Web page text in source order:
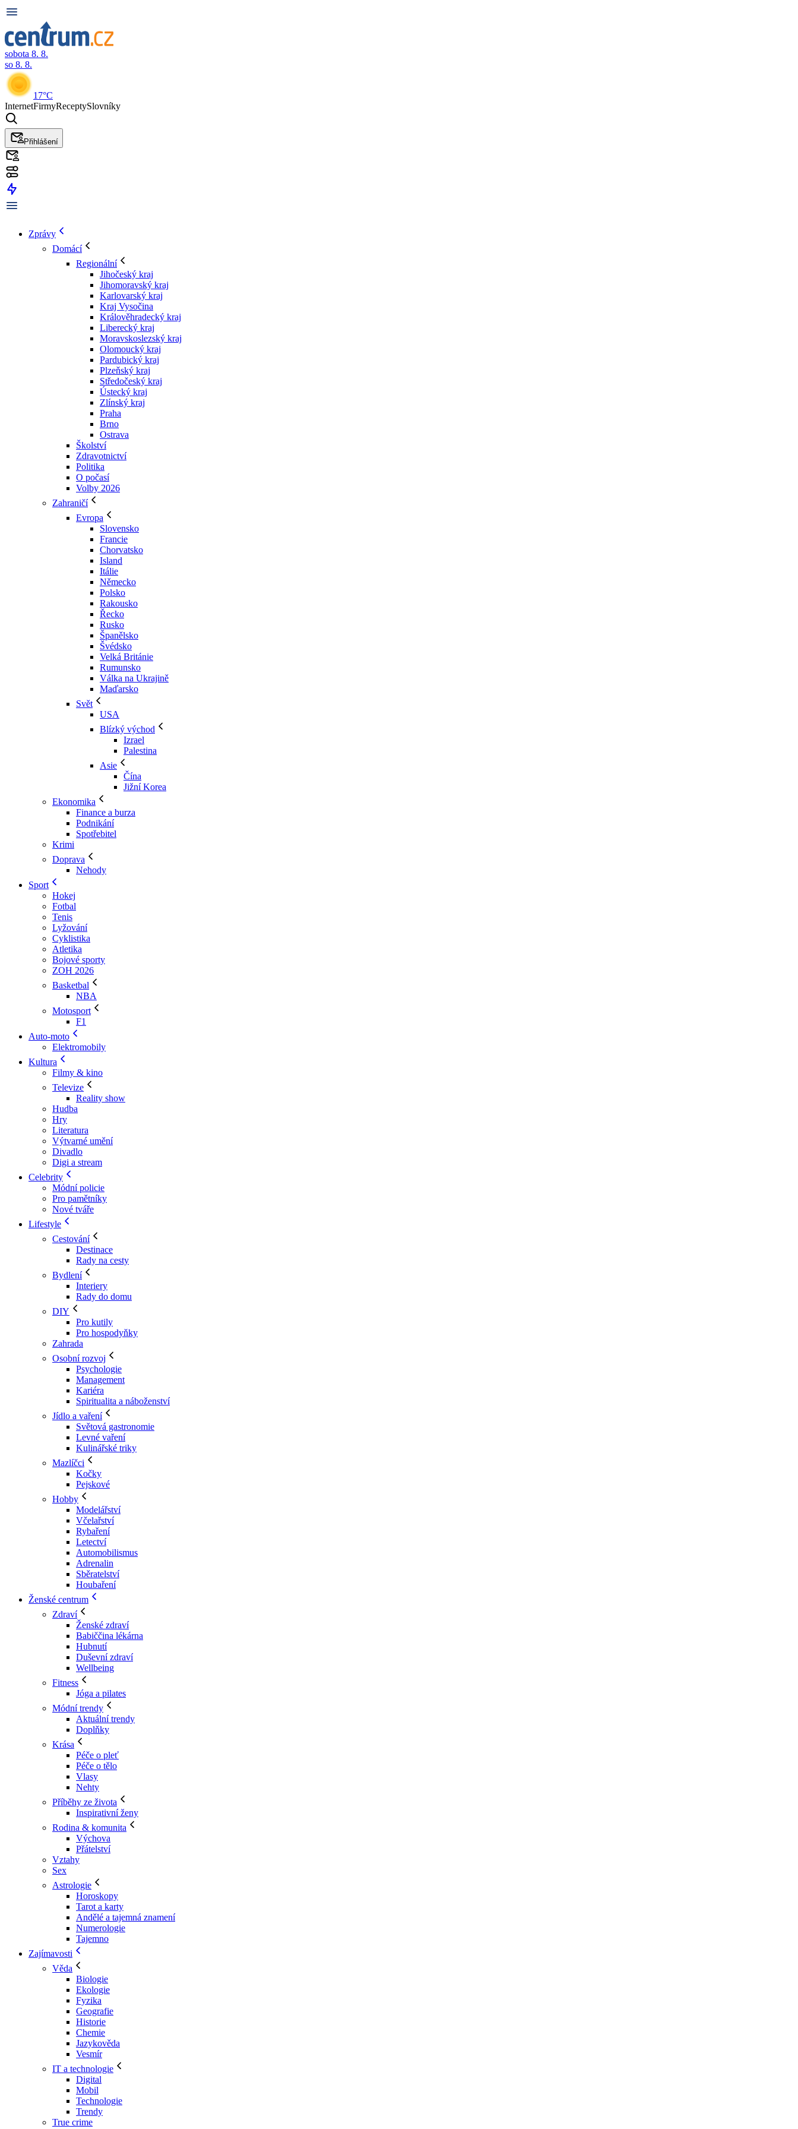
sobota 8. 8.
so 8. 8.
17°C
InternetFirmyReceptySlovníky
Přihlášení
Zprávy
Domácí
Regionální
Jihočeský kraj
Jihomoravský kraj
Karlovarský kraj
Kraj Vysočina
Králověhradecký kraj
Liberecký kraj
Moravskoslezský kraj
Olomoucký kraj
Pardubický kraj
Plzeňský kraj
Středočeský kraj
Ústecký kraj
Zlínský kraj
Praha
Brno
Ostrava
Školství
Zdravotnictví
Politika
O počasí
Volby 2026
Zahraničí
Evropa
Slovensko
Francie
Chorvatsko
Island
Itálie
Německo
Polsko
Rakousko
Řecko
Rusko
Španělsko
Švédsko
Velká Británie
Rumunsko
Válka na Ukrajině
Maďarsko
Svět
USA
Blízký východ
Izrael
Palestina
Asie
Čína
Jižní Korea
Ekonomika
Finance a burza
Podnikání
Spotřebitel
Krimi
Doprava
Nehody
Sport
Hokej
Fotbal
Tenis
Lyžování
Cyklistika
Atletika
Bojové sporty
ZOH 2026
Basketbal
NBA
Motosport
F1
Auto-moto
Elektromobily
Kultura
Filmy & kino
Televize
Reality show
Hudba
Hry
Literatura
Výtvarné umění
Divadlo
Digi a stream
Celebrity
Módní policie
Pro pamětníky
Nové tváře
Lifestyle
Cestování
Destinace
Rady na cesty
Bydlení
Interiery
Rady do domu
DIY
Pro kutily
Pro hospodyňky
Zahrada
Osobní rozvoj
Psychologie
Management
Kariéra
Spiritualita a náboženství
Jídlo a vaření
Světová gastronomie
Levné vaření
Kulinářské triky
Mazlíčci
Kočky
Pejskové
Hobby
Modelářství
Včelařství
Rybaření
Letectví
Automobilismus
Adrenalin
Sběratelství
Houbaření
Ženské centrum
Zdraví
Ženské zdraví
Babiččina lékárna
Hubnutí
Duševní zdraví
Wellbeing
Fitness
Jóga a pilates
Módní trendy
Aktuální trendy
Doplňky
Krása
Péče o pleť
Péče o tělo
Vlasy
Nehty
Příběhy ze života
Inspirativní ženy
Rodina & komunita
Výchova
Přátelství
Vztahy
Sex
Astrologie
Horoskopy
Tarot a karty
Andělé a tajemná znamení
Numerologie
Tajemno
Zajímavosti
Věda
Biologie
Ekologie
Fyzika
Geografie
Historie
Chemie
Jazykověda
Vesmír
IT a technologie
Digital
Mobil
Technologie
Trendy
True crime